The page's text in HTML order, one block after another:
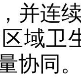
并连
域卫
协同